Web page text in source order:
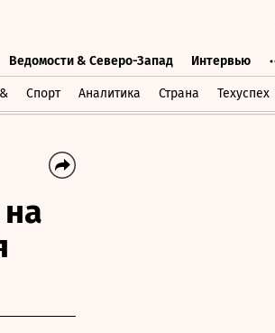
Ведомости & Северо-Запад Интервью
Спорт Аналитика Страна Техуспех
Ведомости & Северо-Запад Интервью